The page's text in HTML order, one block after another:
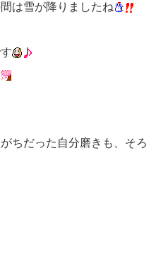
は雪が降りましたね
ちだった自分磨きも、そろ